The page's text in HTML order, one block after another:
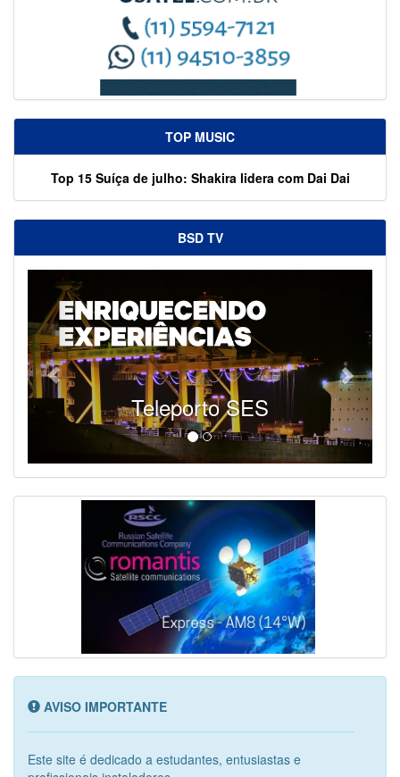
TOP MUSIC
Top 15 Suíça de julho: Shakira lidera com Dai Dai
BSD TV
Teleporto SES
AVISO IMPORTANTE
Este site é dedicado a estudantes, entusiastas e